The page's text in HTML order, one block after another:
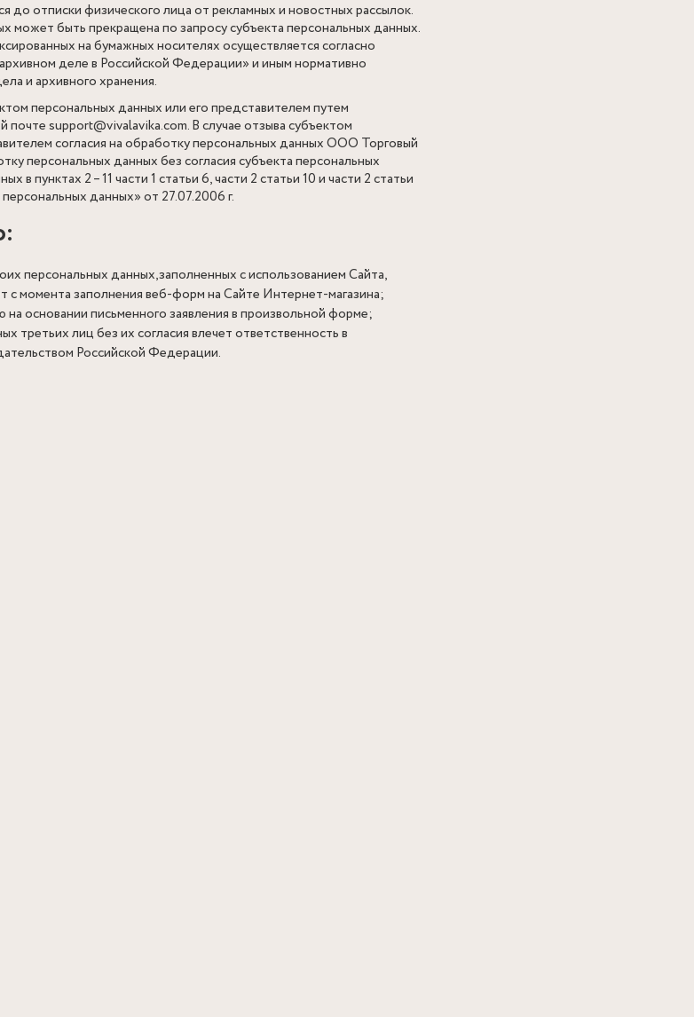
отписки физического лица от рекламных и новостных рассылок.
может быть прекращена по запросу субъекта персональных данных.
на бумажных носителях осуществляется согласно
деле в Российской Федерации» и иным нормативно
и архивного хранения.
персональных данных или его представителем путем
почте support@vivalavika.com. В случае отзыва субъектом
согласия на обработку персональных данных ООО Торговый
персональных данных без согласия субъекта персональных
в пунктах 2 – 11 части 1 статьи 6, части 2 статьи 10 и части 2 статьи
данных» от 27.07.2006 г.
персональных данных,заполненных с использованием Cайта,
с момента заполнения веб-форм на Cайте Интернет-магазина;
основании письменного заявления в произвольной форме;
третьих лиц без их согласия влечет ответственность в
Российской Федерации.